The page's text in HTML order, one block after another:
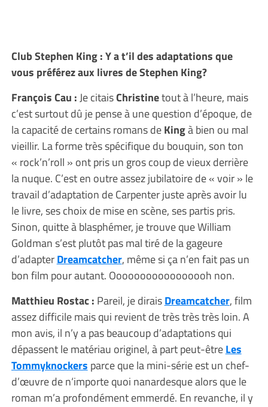
Club Stephen King : Y a t’il des adaptations que
vous préférez aux livres de Stephen King?
François Cau :Je citaisChristinetout à l’heure, mais
c’est surtout dû je pense à une question d’époque, de
la capacité de certains romans deKingà bien ou mal
vieillir. La forme très spécifique du bouquin, son ton
« rock’n’roll » ont pris un gros coup de vieux derrière
la nuque. C’est en outre assez jubilatoire de « voir » le
travail d’adaptation de Carpenter juste après avoir lu
le livre, ses choix de mise en scène, ses partis pris.
Sinon, quitte à blasphémer, je trouve que William
Goldman s’est plutôt pas mal tiré de la gageure
d’adapterDreamcatcher, même si ça n’en fait pas un
bon film pour autant. Ooooooooooooooooh non.
Matthieu Rostac : Pareil, je diraisDreamcatcher, film
assez difficile mais qui revient de très très très loin. A
mon avis, il n’y a pas beaucoup d’adaptations qui
dépassent le matériau originel, à part peut-êtreLes
Tommyknockers parce que la mini-série est un chef-
d’œuvre de n‘importe quoi nanardesque alors que le
roman m’a profondément emmerdé. En revanche, il y